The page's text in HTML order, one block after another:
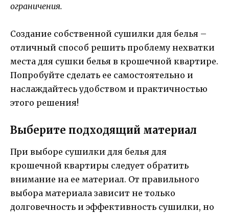
ограничения.
Создание собственной сушилки для белья –
отличный способ решить проблему нехватки
места для сушки белья в крошечной квартире.
Попробуйте сделать ее самостоятельно и
наслаждайтесь удобством и практичностью
этого решения!
Выберите подходящий материал
При выборе сушилки для белья для
крошечной квартиры следует обратить
внимание на ее материал. От правильного
выбора материала зависит не только
долговечность и эффективность сушилки, но